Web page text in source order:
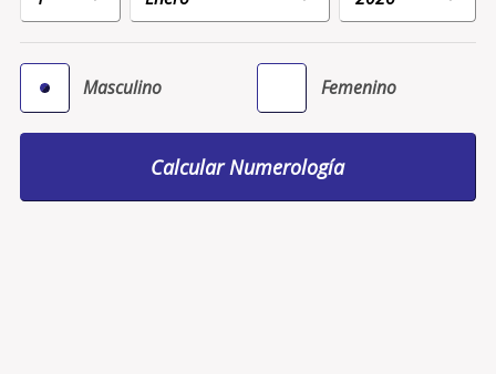
Masculino Femenino